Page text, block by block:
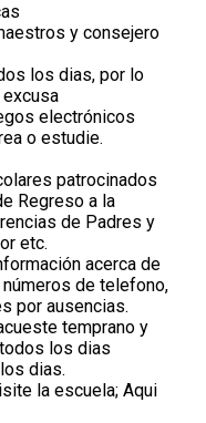
y consejero
los dias, por lo
electrónicos
o estudie.
patrocinados
Regreso a la
de Padres y
etc.
acerca de
de telefono,
por ausencias.
temprano y
los dias
dias.
la escuela; Aqui